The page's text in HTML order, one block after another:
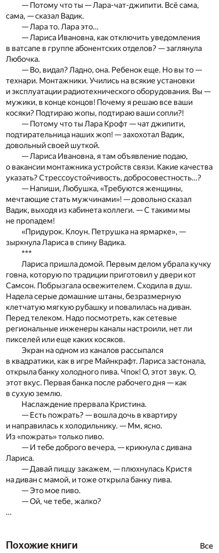
— Потому что ты — Лара-чат-джипити. Всё сама,
сама, — сказал Вадик.
— Лара то. Лара это…
— Лариса Ивановна, как отключить уведомления
в ватсапе в группе абонентских отделов? — заглянула
Любочка.
— Во, видал? Ладно, она. Ребенок еще. Но вы то —
технари. Монтажники. Учились на всякие установки
и эксплуатации радиотехнического оборудования. Вы —
мужики, в конце концов! Почему я решаю все ваши
косяки? Подтираю жопы, подтираю ваши сопли?!
— Потому что ты Лара Крофт — чат джипити,
подтирательница наших жоп! — захохотал Вадик,
довольный своей шуткой.
— Лариса Ивановна, я там объявление подаю,
о вакансии монтажника устройств связи. Какие качества
указать? Стрессоустойчивость, добросовестность…?
— Напиши, Любушка, «Требуются женщины,
мечтающие стать мужчинами»! — довольно сказал
Вадик, выходя из кабинета коллеги. — С такими мы
не пропадем!
«Придурок. Клоун. Петрушка на ярмарке», —
зыркнула Лариса в спину Вадика.
***
Лариса пришла домой. Первым делом убрала кучку
говна, которую по традиции приготовил у двери кот
Самсон. Побрызгала освежителем. Сходила в душ.
Надела серые домашние штаны, безразмерную
клетчатую мягкую рубашку и повалилась на диван.
Перед телеком. Надо посмотреть, как сетевые
региональные инженеры каналы настроили, нет ли
пикселей или еще каких косяков.
Экран на одном из каналов рассыпался
в квадратики, как в игре Майнкрафт. Лариса застонала,
открыла банку холодного пива. Чпок! О, этот звук. О,
этот вкус. Первая банка после рабочего дня — как
в сухую землю.
Наслаждение прервала Кристина.
— Есть пожрать? — вошла дочь в квартиру
и направилась к холодильнику. — Мм, ясно.
Из «пожрать» только пиво.
— И тебе доброго вечера, — крикнула с дивана
Лариса.
— Давай пиццу закажем, — плюхнулась Кристя
на диван с мамой, и тоже открыла банку пива.
— Это мое пиво.
— Ой, че тебе, жалко?
...
Похожие книги Все